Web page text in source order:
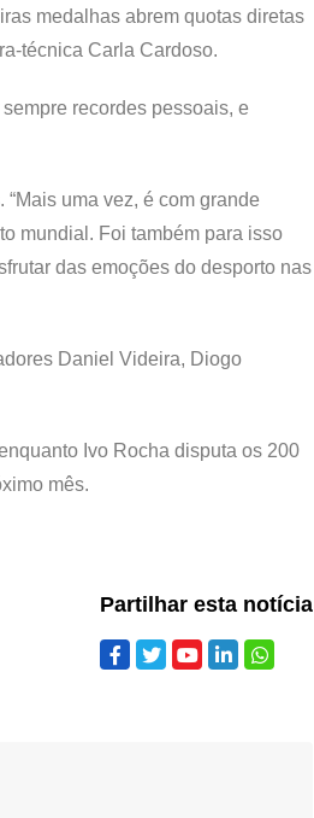
medalhas abrem quotas diretas
técnica Carla Cardoso.
recordes pessoais, e
uma vez, é com grande
mundial. Foi também para isso
das emoções do desporto nas
Daniel Videira, Diogo
Ivo Rocha disputa os 200
mês.
Partilhar esta notícia